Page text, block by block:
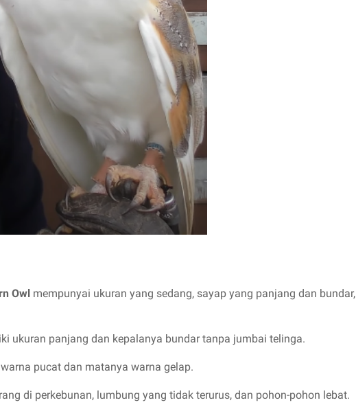
Owl mempunyai ukuran yang sedang, sayap yang panjang dan bundar,
ukuran panjang dan kepalanya bundar tanpa jumbai telinga.
pucat dan matanya warna gelap.
di perkebunan, lumbung yang tidak terurus, dan pohon-pohon lebat.